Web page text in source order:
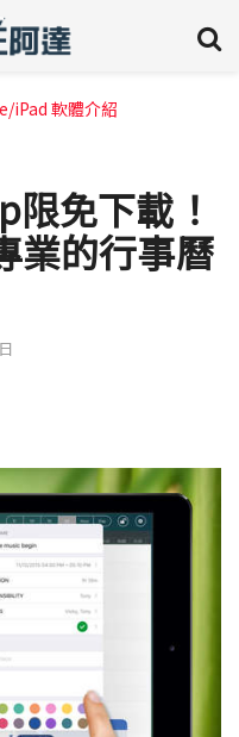
iPad 軟體介紹
免下載！
業的行事曆